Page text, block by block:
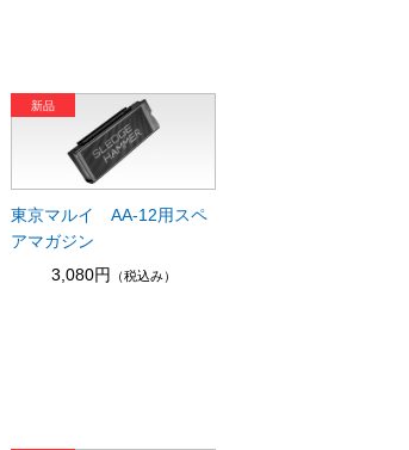
東京マルイ AA-12用スペ
アマガジン
3,080円
（税込み）